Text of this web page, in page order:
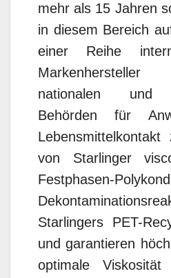
mehr als 15 Jahren
in diesem Bereich
einer Reihe
nationalen und
Behörden für
Lebensmittelkontakt
von Starlinger
Festphasen-
Starlingers PET-
und garantieren
optimale